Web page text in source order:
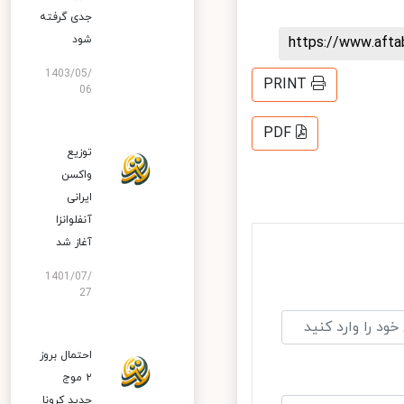
https://
PRINT
PDF
جدی گرفته
شود
1403/05/
06
توزیع
واکسن
ایرانی
آنفلوانزا
آغاز شد
1401/07/
27
احتمال بروز
۲ موج
جدید کرونا